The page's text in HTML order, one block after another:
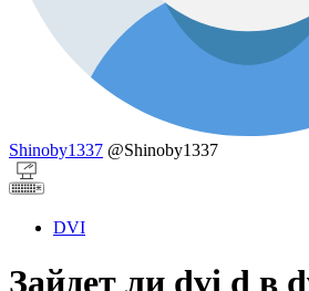
Shinoby1337 @Shinoby1337
DVI
Зайдет ли dvi d в